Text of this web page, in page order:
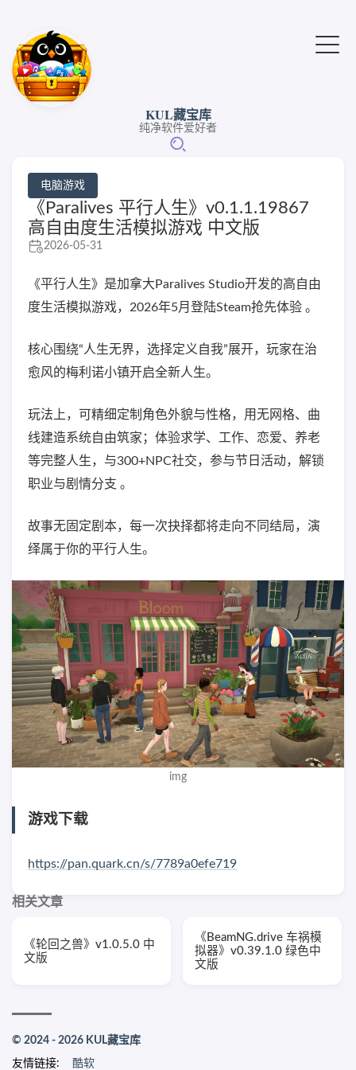
KUL藏宝库
纯净软件爱好者
电脑游戏
《Paralives 平行人生》v0.1.1.19867
高自由度生活模拟游戏 中文版
2026-05-31
《平行人生》是加拿大Paralives Studio开发的高自由
度生活模拟游戏，2026年5月登陆Steam抢先体验 。
核心围绕“人生无界，选择定义自我”展开，玩家在治
愈风的梅利诺小镇开启全新人生。
玩法上，可精细定制角色外貌与性格，用无网格、曲
线建造系统自由筑家；体验求学、工作、恋爱、养老
等完整人生，与300+NPC社交，参与节日活动，解锁
职业与剧情分支 。
故事无固定剧本，每一次抉择都将走向不同结局，演
绎属于你的平行人生。
img
游戏下载
https://pan.quark.cn/s/7789a0efe719
相关文章
《轮回之兽》v1.0.5.0 中
文版
《BeamNG.drive 车祸模
拟器》v0.39.1.0 绿色中
文版
© 2024 - 2026 KUL藏宝库
友情链接: 酷软